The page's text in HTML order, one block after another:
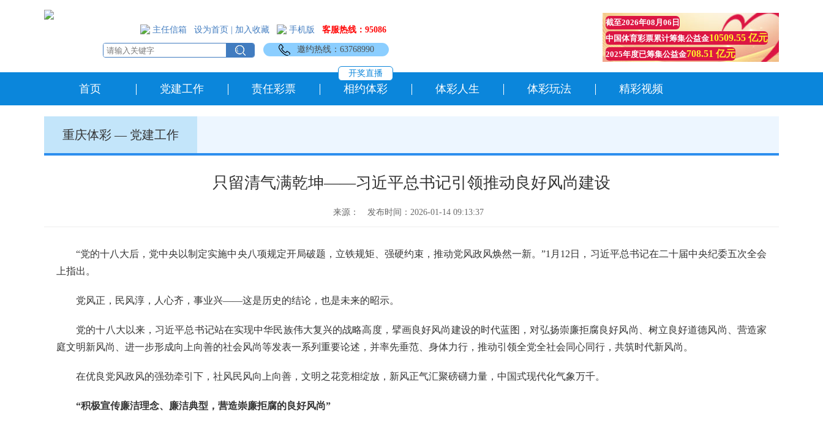
主任信箱 设为首页 加入收藏 手机版 客服热线：95086
邀约热线：63768990
截至2026年08月06日
中国体育彩票累计筹集公益金10509.55 亿元
2025年度已筹集公益金708.51 亿元
首页 党建工作 责任彩票 相约体彩
开奖直播
体彩人生 体彩玩法 精彩视频
重庆体彩— 党建工作
只留清气满乾坤——习近平总书记引领推动良好风尚建设
来源： 发布时间：2026-01-14 09:13:37
“党的十八大后，党中央以制定实施中央八项规定开局破题，立铁规矩、强硬约束，推动党风政风焕然一新。”1月12日，习近平总书记在二十届中央纪委五次全会
上指出。
党风正，民风淳，人心齐，事业兴——这是历史的结论，也是未来的昭示。
党的十八大以来，习近平总书记站在实现中华民族伟大复兴的战略高度，擘画良好风尚建设的时代蓝图，对弘扬崇廉拒腐良好风尚、树立良好道德风尚、营造家
庭文明新风尚、进一步形成向上向善的社会风尚等发表一系列重要论述，并率先垂范、身体力行，推动引领全党全社会同心同行，共筑时代新风尚。
在优良党风政风的强劲牵引下，社风民风向上向善，文明之花竞相绽放，新风正气汇聚磅礴力量，中国式现代化气象万千。
“积极宣传廉洁理念、廉洁典型，营造崇廉拒腐的良好风尚”